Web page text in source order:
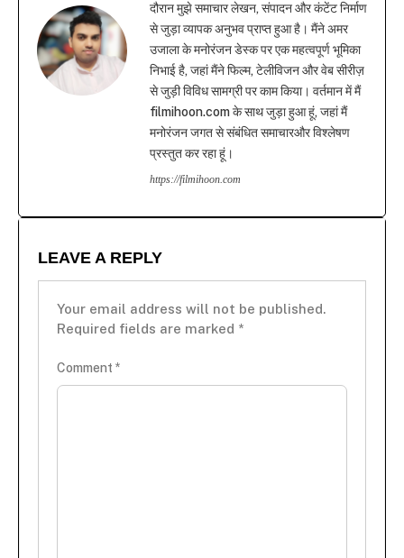
दौरान मुझे समाचार लेखन, संपादन और कंटेंट निर्माण
से जुड़ा व्यापक अनुभव प्राप्त हुआ है। मैंने अमर
उजाला के मनोरंजन डेस्क पर एक महत्वपूर्ण भूमिका
निभाई है, जहां मैंने फिल्म, टेलीविजन और वेब सीरीज़
से जुड़ी विविध सामग्री पर काम किया। वर्तमान में मैं
filmihoon.com के साथ जुड़ा हुआ हूं, जहां मैं
मनोरंजन जगत से संबंधित समाचारऔर विश्लेषण
प्रस्तुत कर रहा हूं।
https://filmihoon.com
LEAVE A REPLY
Your email address will not be published.
Required fields are marked *
Comment *